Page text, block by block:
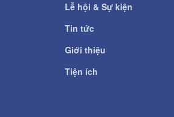
Lễ hội & Sự kiện
Tin tức
Giới thiệu
Tiện ích